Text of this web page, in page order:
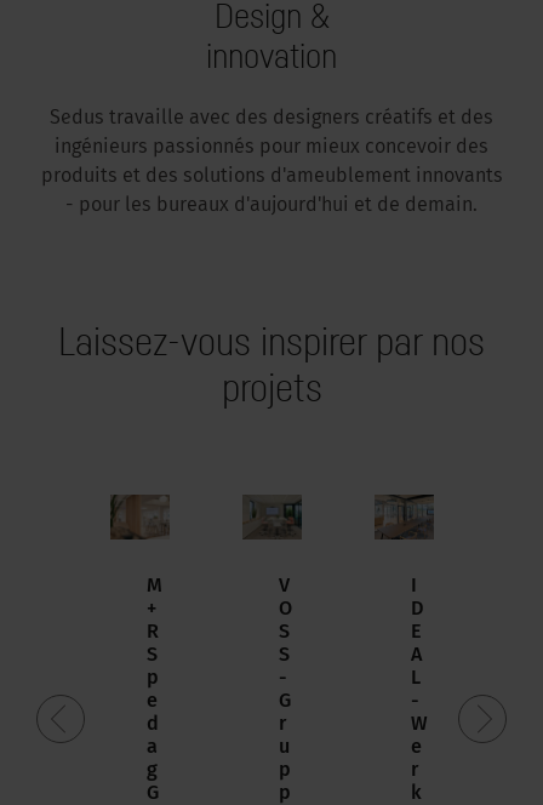
Design &
innovation
Sedus travaille avec des designers créatifs et des
ingénieurs passionnés pour mieux concevoir des
produits et des solutions d'ameublement innovants
- pour les bureaux d'aujourd'hui et de demain.
Laissez-vous inspirer par nos
projets
M
+
R
S
p
e
d
a
g
G
V
O
S
S
-
G
r
u
p
p
D
E
A
L
-
W
e
r
k